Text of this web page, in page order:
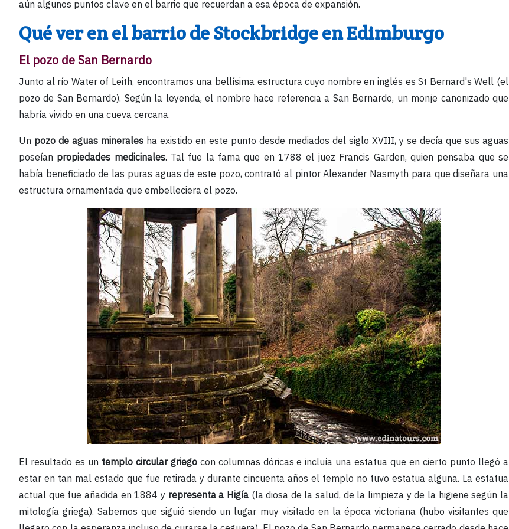
aún algunos puntos clave en el barrio que recuerdan a esa época de expansión.
Qué ver en el barrio de Stockbridge en Edimburgo
El pozo de San Bernardo
Junto al río Water of Leith, encontramos una bellísima estructura cuyo nombre en inglés es St Bernard's Well (el
pozo de San Bernardo). Según la leyenda, el nombre hace referencia a San Bernardo, un monje canonizado que
habría vivido en una cueva cercana.
Un pozo de aguas minerales ha existido en este punto desde mediados del siglo XVIII, y se decía que sus aguas
poseían propiedades medicinales. Tal fue la fama que en 1788 el juez Francis Garden, quien pensaba que se
había beneficiado de las puras aguas de este pozo, contrató al pintor Alexander Nasmyth para que diseñara una
estructura ornamentada que embelleciera el pozo.
El resultado es un templo circular griegocon columnas dóricas e incluía una estatua que en cierto punto llegó a
estar en tan mal estado que fue retirada y durante cincuenta años el templo no tuvo estatua alguna. La estatua
actual que fue añadida en 1884 y representa a Higía(la diosa de la salud, de la limpieza y de la higiene según la
mitología griega). Sabemos que siguió siendo un lugar muy visitado en la época victoriana (hubo visitantes que